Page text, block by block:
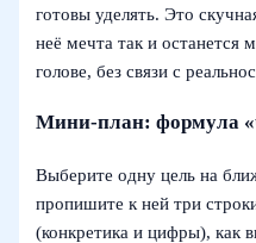
готовы уделять. Это
неё мечта так и останется
голове, без связи с
Мини-план: формула
Выберите одну цель на
пропишите к ней три
(конкретика и цифры), как